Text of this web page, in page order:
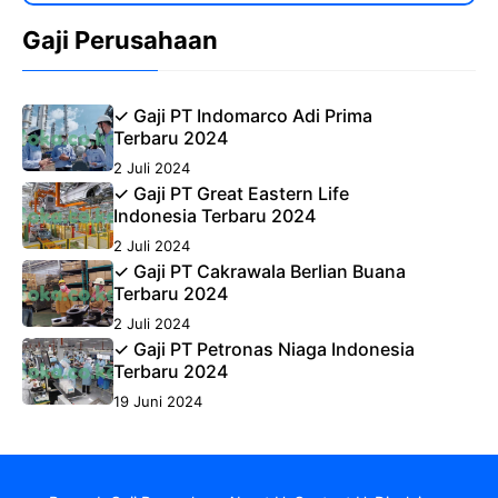
Gaji Perusahaan
✓ Gaji PT Indomarco Adi Prima
Terbaru 2024
2 Juli 2024
✓ Gaji PT Great Eastern Life
Indonesia Terbaru 2024
2 Juli 2024
✓ Gaji PT Cakrawala Berlian Buana
Terbaru 2024
2 Juli 2024
✓ Gaji PT Petronas Niaga Indonesia
Terbaru 2024
19 Juni 2024